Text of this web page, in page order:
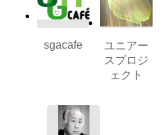
sgacafe
ユニアー
スプロジ
ェクト